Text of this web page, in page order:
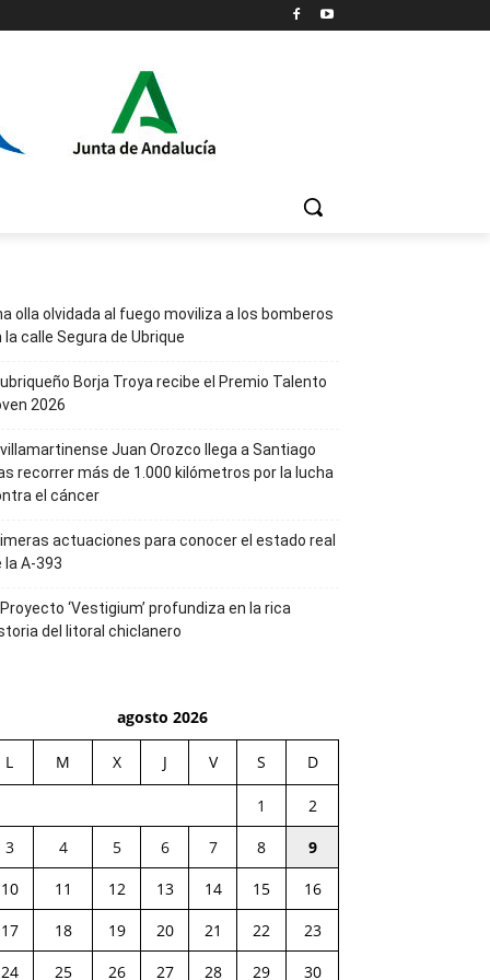
olla olvidada al fuego moviliza a los bomberos
la calle Segura de Ubrique
ubriqueño Borja Troya recibe el Premio Talento
2026
villamartinense Juan Orozco llega a Santiago
recorrer más de 1.000 kilómetros por la lucha
el cáncer
actuaciones para conocer el estado real
la A-393
Proyecto ‘Vestigium’ profundiza en la rica
del litoral chiclanero
agosto 2026
L M X J V S D
1
2
3
4 5 6 7 8
9
10
11 12 13 14 15
16
17
18 19 20 21 22
23
24
25 26 27 28 29
30